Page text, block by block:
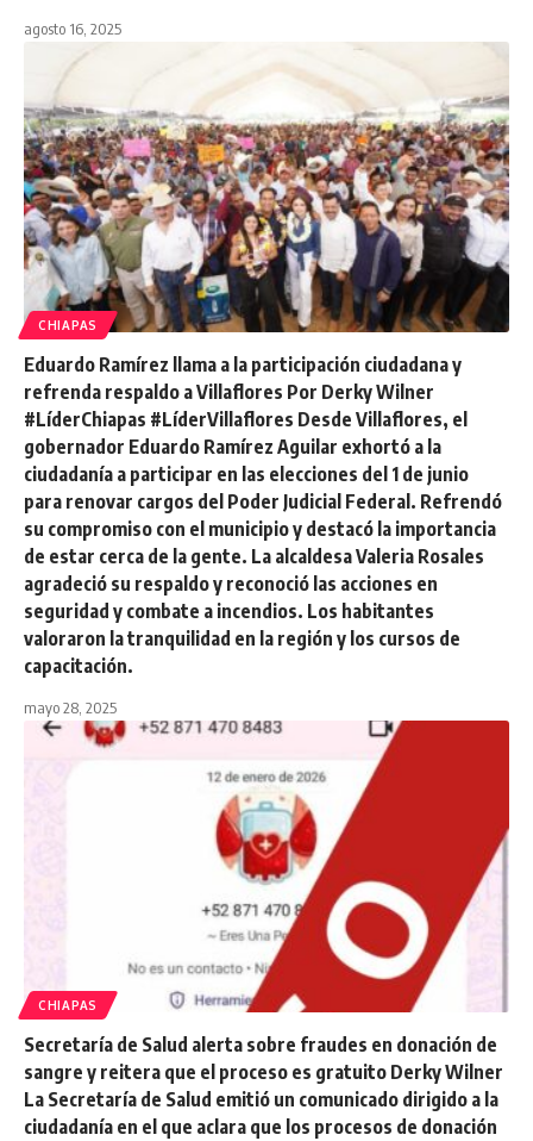
agosto 16, 2025
CHIAPAS
Eduardo Ramírez llama a la participación ciudadana y
refrenda respaldo a Villaflores Por Derky Wilner
#LíderChiapas #LíderVillaflores Desde Villaflores, el
gobernador Eduardo Ramírez Aguilar exhortó a la
ciudadanía a participar en las elecciones del 1 de junio
para renovar cargos del Poder Judicial Federal. Refrendó
su compromiso con el municipio y destacó la importancia
de estar cerca de la gente. La alcaldesa Valeria Rosales
agradeció su respaldo y reconoció las acciones en
seguridad y combate a incendios. Los habitantes
valoraron la tranquilidad en la región y los cursos de
capacitación.
mayo 28, 2025
CHIAPAS
Secretaría de Salud alerta sobre fraudes en donación de
sangre y reitera que el proceso es gratuito Derky Wilner
La Secretaría de Salud emitió un comunicado dirigido a la
ciudadanía en el que aclara que los procesos de donación